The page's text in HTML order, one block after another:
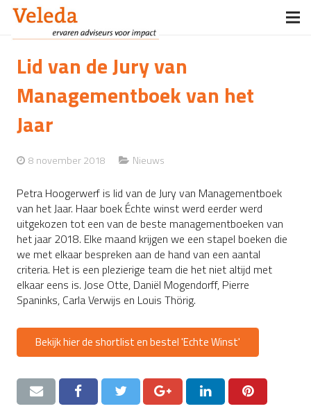
Diensten
Nieuws
Contact
Lid van de Jury van
Managementboek van het
Jaar
8 november 2018 Nieuws
Petra Hoogerwerf is lid van de Jury van Managementboek
van het Jaar. Haar boek Échte winst werd eerder werd
uitgekozen tot een van de beste managementboeken van
het jaar 2018. Elke maand krijgen we een stapel boeken die
we met elkaar bespreken aan de hand van een aantal
criteria. Het is een plezierige team die het niet altijd met
elkaar eens is. Jose Otte, Daniël Mogendorff, Pierre
Spaninks, Carla Verwijs en Louis Thörig.
Bekijk hier de shortlist en bestel 'Echte Winst'